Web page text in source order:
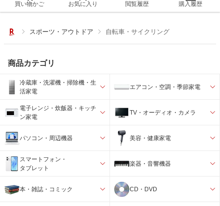
買い物かご お気に入り 閲覧履歴 購入履歴
スポーツ・アウトドア 自転車・サイクリング
商品カテゴリ
冷蔵庫・洗濯機・掃除機・生
活家電
エアコン・空調・季節家電
電子レンジ・炊飯器・キッチ
ン家電
TV・オーディオ・カメラ
パソコン・周辺機器 美容・健康家電
スマートフォン・
タブレット
楽器・音響機器
本・雑誌・コミック CD・DVD